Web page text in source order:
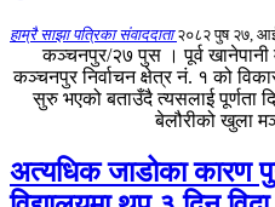
हाम्रै साझा पत्रिका संवाददाता२०८२ पुष २७,
कञ्चनपुर/२७ पुस । पूर्व खानेपानी
कञ्चनपुर निर्वाचन क्षेत्र नं. १ को
सुरु भएको बताउँदै त्यसलाई पूर्णता
बेलौरीको खुला
अत्यधिक जाडोका कारण